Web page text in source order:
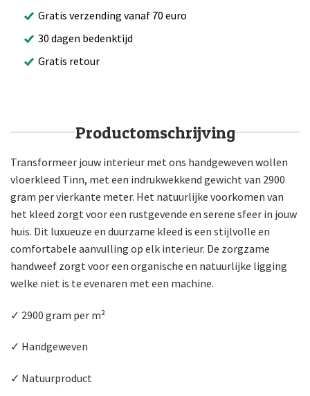
Gratis verzending vanaf 70 euro
30 dagen bedenktijd
Gratis retour
Productomschrijving
Transformeer jouw interieur met ons handgeweven wollen
vloerkleed Tinn, met een indrukwekkend gewicht van 2900
gram per vierkante meter. Het natuurlijke voorkomen van
het kleed zorgt voor een rustgevende en serene sfeer in jouw
huis. Dit luxueuze en duurzame kleed is een stijlvolle en
comfortabele aanvulling op elk interieur. De zorgzame
handweef zorgt voor een organische en natuurlijke ligging
welke niet is te evenaren met een machine.
✓ 2900 gram per m²
✓ Handgeweven
✓ Natuurproduct